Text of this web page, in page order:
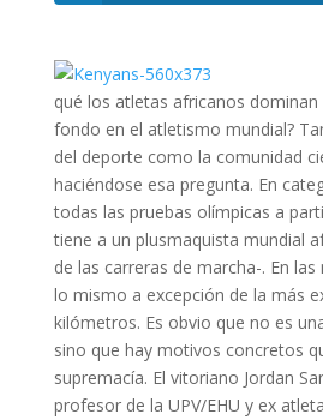
qué los atletas africanos dominan
fondo en el atletismo mundial?
del deporte como la comunidad
haciéndose esa pregunta. En
todas las pruebas olímpicas a
tiene a un plusmaquista mundial
de las carreras de marcha-. En
lo mismo a excepción de la más
kilómetros. Es obvio que no es
sino que hay motivos concretos
supremacía. El vitoriano Jordan
profesor de la UPV/EHU y ex